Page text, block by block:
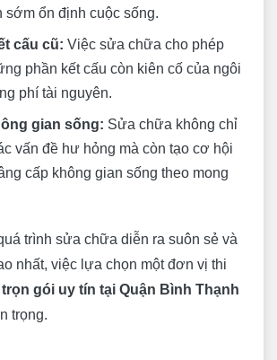
sớm ổn định cuộc sống.
cấu cũ: Việc sửa chữa cho phép
phần kết cấu còn kiên cố của ngôi
phí tài nguyên.
gian sống: Sửa chữa không chỉ
vấn đề hư hỏng mà còn tạo cơ hội
cấp không gian sống theo mong
trình sửa chữa diễn ra suôn sẻ và
nhất, việc lựa chọn một đơn vị thi
gói uy tín tại Quận Bình Thạnh
trọng.